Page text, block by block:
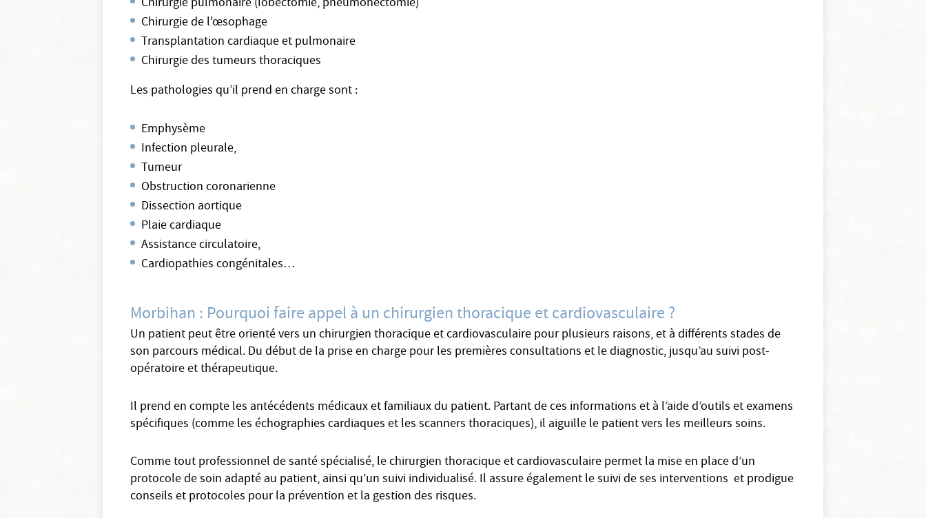
Chirurgie pulmonaire (lobectomie, pneumonectomie)
Chirurgie de l'œsophage
Transplantation cardiaque et pulmonaire
Chirurgie des tumeurs thoraciques
Les pathologies qu’il prend en charge sont :
Emphysème
Infection pleurale,
Tumeur
Obstruction coronarienne
Dissection aortique
Plaie cardiaque
Assistance circulatoire,
Cardiopathies congénitales…
Morbihan : Pourquoi faire appel à un chirurgien thoracique et cardiovasculaire ?
Un patient peut être orienté vers un chirurgien thoracique et cardiovasculaire pour plusieurs raisons, et à différents stades de
son parcours médical. Du début de la prise en charge pour les premières consultations et le diagnostic, jusqu’au suivi post-
opératoire et thérapeutique.
Il prend en compte les antécédents médicaux et familiaux du patient. Partant de ces informations et à l’aide d’outils et examens
spécifiques (comme les échographies cardiaques et les scanners thoraciques), il aiguille le patient vers les meilleurs soins.
Comme tout professionnel de santé spécialisé, le chirurgien thoracique et cardiovasculaire permet la mise en place d’un
protocole de soin adapté au patient, ainsi qu’un suivi individualisé. Il assure également le suivi de ses interventions et prodigue
conseils et protocoles pour la prévention et la gestion des risques.